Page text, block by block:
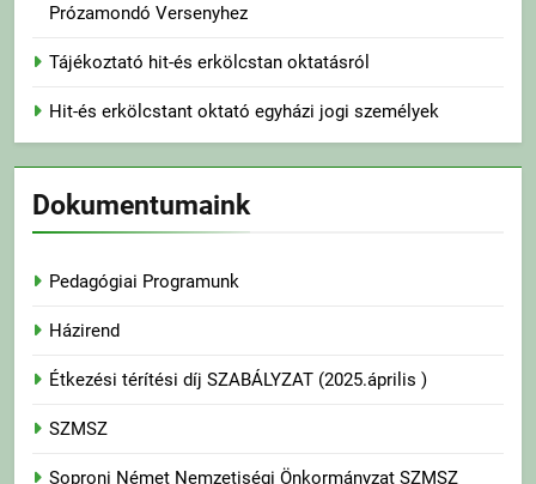
Prózamondó Versenyhez
Tájékoztató hit-és erkölcstan oktatásról
Hit-és erkölcstant oktató egyházi jogi személyek
Dokumentumaink
Pedagógiai Programunk
Házirend
Étkezési térítési díj SZABÁLYZAT (2025.április )
SZMSZ
Soproni Német Nemzetiségi Önkormányzat SZMSZ